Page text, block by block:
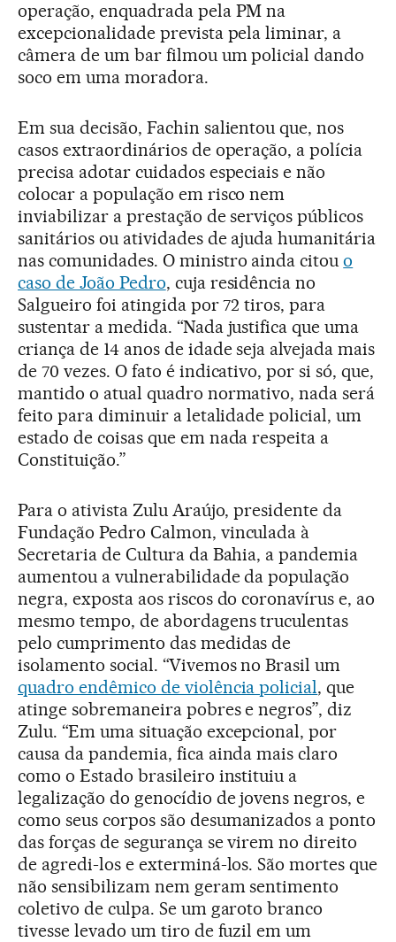
operação, enquadrada pela PM na
excepcionalidade prevista pela liminar, a
câmera de um bar filmou um policial dando
soco em uma moradora.
Em sua decisão, Fachin salientou que, nos
casos extraordinários de operação, a polícia
precisa adotar cuidados especiais e não
colocar a população em risco nem
inviabilizar a prestação de serviços públicos
sanitários ou atividades de ajuda humanitária
nas comunidades. O ministro ainda citouo
caso de João Pedro, cuja residência no
Salgueiro foi atingida por 72 tiros, para
sustentar a medida. “Nada justifica que uma
criança de 14 anos de idade seja alvejada mais
de 70 vezes. O fato é indicativo, por si só, que,
mantido o atual quadro normativo, nada será
feito para diminuir a letalidade policial, um
estado de coisas que em nada respeita a
Constituição.”
Para o ativista Zulu Araújo, presidente da
Fundação Pedro Calmon, vinculada à
Secretaria de Cultura da Bahia, a pandemia
aumentou a vulnerabilidade da população
negra, exposta aos riscos do coronavírus e, ao
mesmo tempo, de abordagens truculentas
pelo cumprimento das medidas de
isolamento social. “Vivemos no Brasil um
quadro endêmico de violência policial, que
atinge sobremaneira pobres e negros”, diz
Zulu. “Em uma situação excepcional, por
causa da pandemia, fica ainda mais claro
como o Estado brasileiro instituiu a
legalização do genocídio de jovens negros, e
como seus corpos são desumanizados a ponto
das forças de segurança se virem no direito
de agredi-los e exterminá-los. São mortes que
não sensibilizam nem geram sentimento
coletivo de culpa. Se um garoto branco
tivesse levado um tiro de fuzil em um